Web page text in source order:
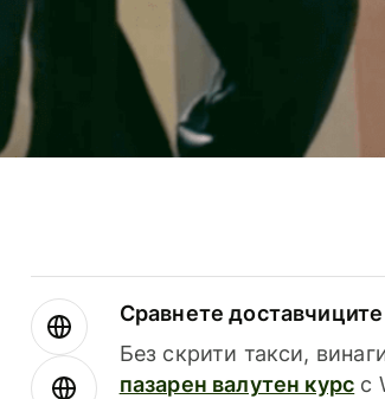
Сравнете
Без скрити такси,
пазарен валутен курс с